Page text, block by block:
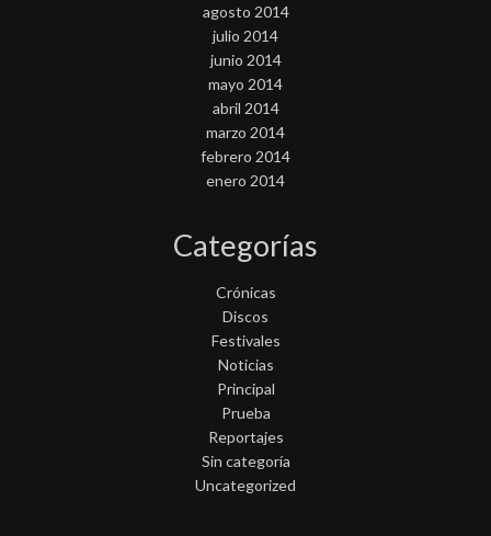
agosto 2014
julio 2014
junio 2014
mayo 2014
abril 2014
marzo 2014
febrero 2014
enero 2014
Categorías
Crónicas
Discos
Festivales
Noticias
Principal
Prueba
Reportajes
Sin categoría
Uncategorized